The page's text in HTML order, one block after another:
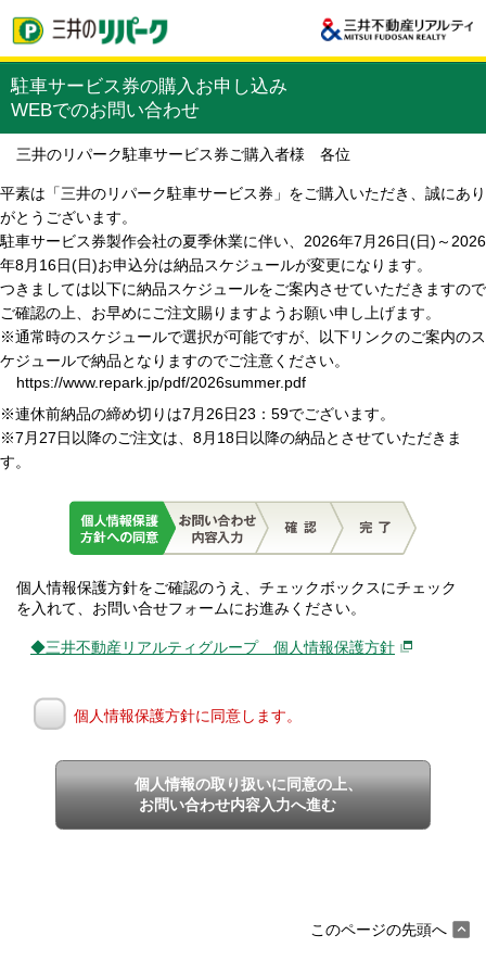
駐車サービス券の購入お申し込み
WEBでのお問い合わせ
三井のリパーク駐車サービス券ご購入者様 各位
平素は「三井のリパーク駐車サービス券」をご購入いただき、誠にあり
がとうございます。
駐車サービス券製作会社の夏季休業に伴い、2026年7月26日(日)～2026
年8月16日(日)お申込分は納品スケジュールが変更になります。
つきましては以下に納品スケジュールをご案内させていただきますので
ご確認の上、お早めにご注文賜りますようお願い申し上げます。
※通常時のスケジュールで選択が可能ですが、以下リンクのご案内のス
ケジュールで納品となりますのでご注意ください。
https://www.repark.jp/pdf/2026summer.pdf
※連休前納品の締め切りは7月26日23：59でございます。
※7月27日以降のご注文は、8月18日以降の納品とさせていただきま
す。
個人情報保護方針をご確認のうえ、チェックボックスにチェック
を入れて、お問い合せフォームにお進みください。
◆三井不動産リアルティグループ 個人情報保護方針
個人情報保護方針に同意します。
個人情報の取り扱いに同意の上、
お問い合わせ内容入力へ進む
このページの先頭へ